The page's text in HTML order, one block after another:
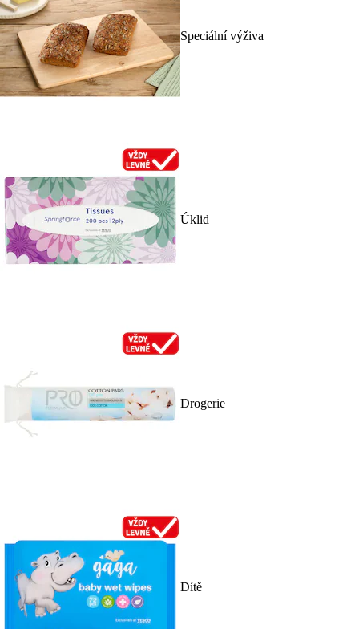
Speciální výživa
Úklid
Drogerie
Dítě